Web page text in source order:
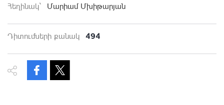
Հեղինակ` Մարիամ Մխիթարյան
Դիտումների քանակ 494